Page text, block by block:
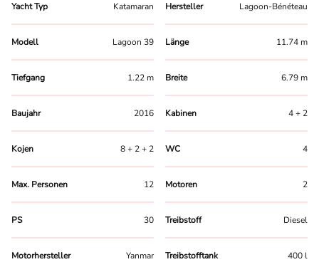
Yacht Typ Katamaran Hersteller Lagoon-Bénéteau
Modell Lagoon 39 Länge 11.74 m
Tiefgang 1.22 m Breite 6.79 m
Baujahr 2016 Kabinen 4 + 2
Kojen 8 + 2 + 2 WC 4
Max. Personen 12 Motoren 2
PS 30 Treibstoff Diesel
Motorhersteller Yanmar Treibstofftank 400 l